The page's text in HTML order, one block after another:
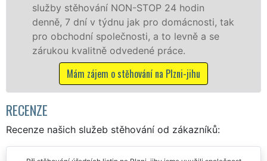
tak
a se
služby zajišťujeme domácnostem i
celém okresu Plzeň-jih se zárukou
franchisové sítě EXTRA STĚHOVÁNÍ.
Nabízíme stěhovací služby NON-
včetně víkendů a svátků bez
Mám zájem o stěhovací služby na
RECENZE
Recenze našich služeb stěhování od zákazníků: